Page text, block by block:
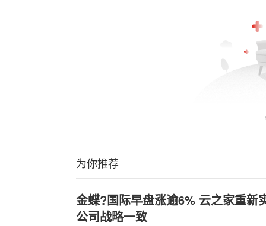
为你推荐
金蝶?国际早盘涨逾6% 云之家重新
公司战略一致